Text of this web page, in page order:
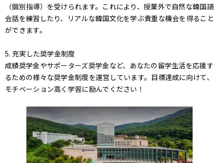
（個別指導）を受けられます。これにより、授業外で自然な韓国語
会話を練習したり、リアルな韓国文化を学ぶ貴重な機会を得ること
ができます。
5. 充実した奨学金制度
成績奨学金やサポーターズ奨学金など、あなたの留学生活を応援す
るための様々な奨学金制度を運営しています。目標達成に向けて、
モチベーション高く学習に励んでください！